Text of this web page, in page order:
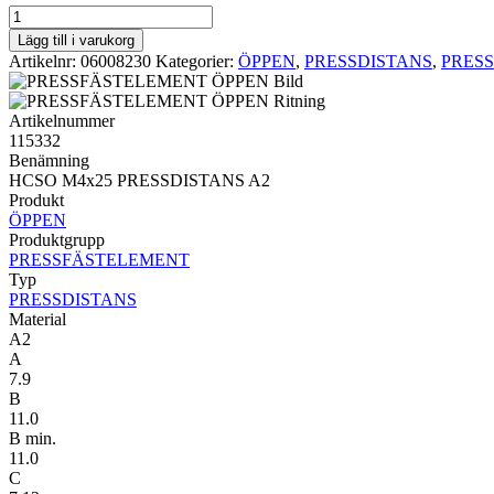
PRESSDISTANS
ÖPPEN
HCSO
M4x25
PRESSDISTANS
A2
mängd
Lägg till i varukorg
Artikelnr: 06008230 Kategorier: ÖPPEN, PRESSDISTANS,
Artikelnummer
115332
Benämning
HCSO M4x25 PRESSDISTANS A2
Produkt
ÖPPEN
Produktgrupp
PRESSFÄSTELEMENT
Typ
PRESSDISTANS
Material
A2
A
7.9
B
11.0
B min.
11.0
C